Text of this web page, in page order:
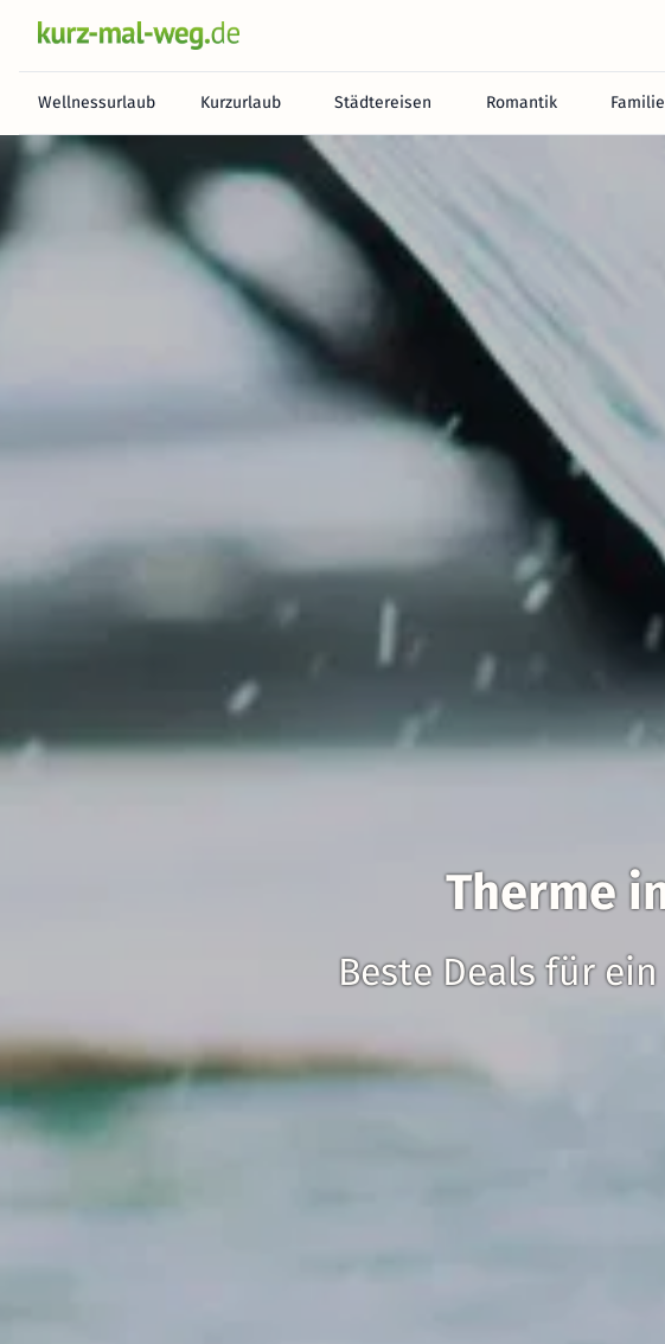
Wellnessurlaub Kurzurlaub Städtereisen Romantik
Therme
Beste Deals für